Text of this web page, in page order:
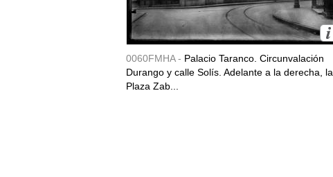
0060FMHA - Palacio Taranco. Circunvalación
Durango y calle Solís. Adelante a la derecha, la
Plaza Zab...